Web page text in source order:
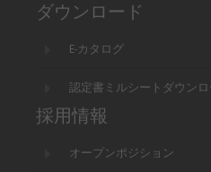
ダウンロード
E-カタログ
認定書ミルシートダウンロ
採用情報
オープンポジション